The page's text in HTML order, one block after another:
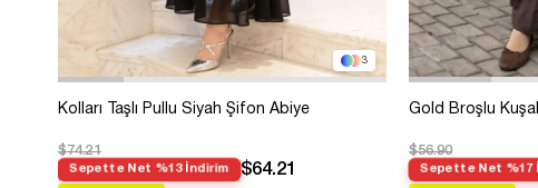
3
Kolları Taşlı Pullu Siyah Şifon Abiye
$74.21
Sepette Net %13 İndirim $64.21
Gold Broşlu
$56.90
Sepette Net %17